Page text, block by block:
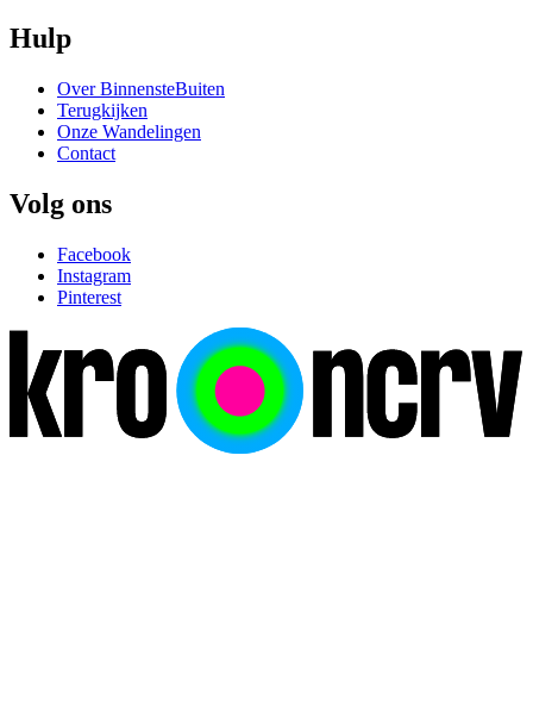
Hulp
Over BinnensteBuiten
Terugkijken
Onze Wandelingen
Contact
Volg ons
Facebook
Instagram
Pinterest